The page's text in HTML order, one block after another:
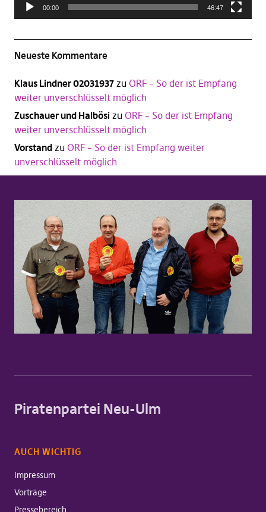
00:00 46:47
Neueste Kommentare
Klaus Lindner 02031937zu ORF – So der ist Empfang
weiter unverschlüsselt möglich
Zuschauer und Halbösi zu ORF – So der ist Empfang
weiter unverschlüsselt möglich
Vorstandzu ORF – So der ist Empfang weiter
unverschlüsselt möglich
Piratenpartei Neu-Ulm
AUCH WICHTIG
Impressum
Vorträge